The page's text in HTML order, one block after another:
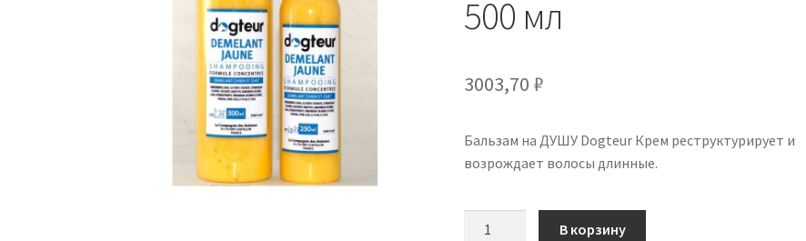
500 мл
3003,70₽
Бальзам на ДУШУ Dogteur Крем реструктурирует и
возрождает волосы длинные.
В корзину